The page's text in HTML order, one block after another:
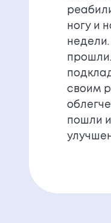
ногу и
своим
пошли